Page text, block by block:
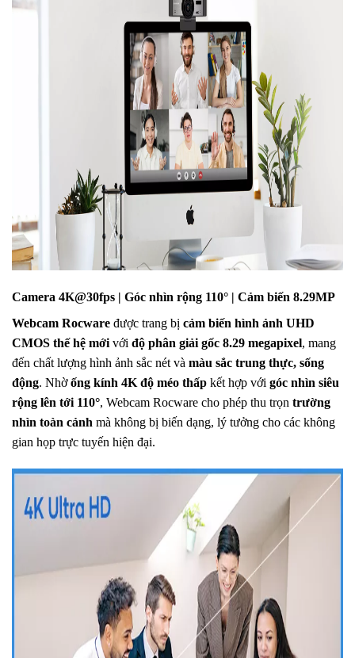
Camera 4K@30fps | Góc nhìn rộng 110° | Cảm biến 8.29MP
Webcam Rocware được trang bị cảm biến hình ảnh UHD
CMOS thế hệ mới với độ phân giải gốc 8.29 megapixel, mang
đến chất lượng hình ảnh sắc nét và màu sắc trung thực, sống
động. Nhờống kính 4K độ méo thấp kết hợp với góc nhìn siêu
rộng lên tới 110°, Webcam Rocware cho phép thu trọn trường
nhìn toàn cảnh mà không bị biến dạng, lý tưởng cho các không
gian họp trực tuyến hiện đại.